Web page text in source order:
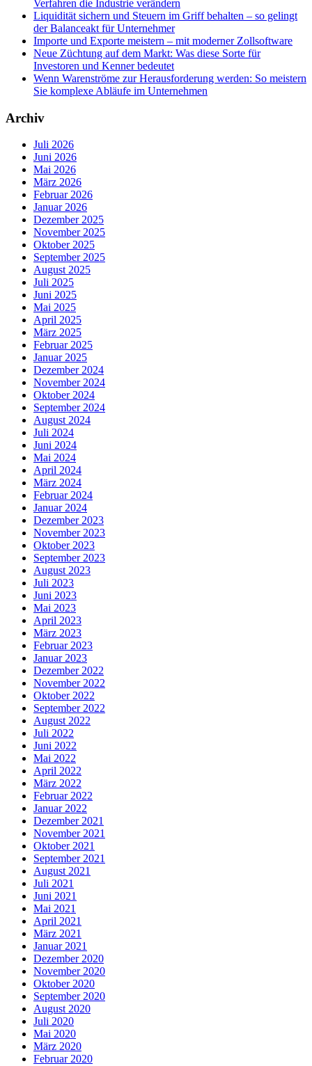
Verfahren die Industrie verändern
Liquidität sichern und Steuern im Griff behalten – so gelingt
der Balanceakt für Unternehmer
Importe und Exporte meistern – mit moderner Zollsoftware
Neue Züchtung auf dem Markt: Was diese Sorte für
Investoren und Kenner bedeutet
Wenn Warenströme zur Herausforderung werden: So meistern
Sie komplexe Abläufe im Unternehmen
Archiv
Juli 2026
Juni 2026
Mai 2026
März 2026
Februar 2026
Januar 2026
Dezember 2025
November 2025
Oktober 2025
September 2025
August 2025
Juli 2025
Juni 2025
Mai 2025
April 2025
März 2025
Februar 2025
Januar 2025
Dezember 2024
November 2024
Oktober 2024
September 2024
August 2024
Juli 2024
Juni 2024
Mai 2024
April 2024
März 2024
Februar 2024
Januar 2024
Dezember 2023
November 2023
Oktober 2023
September 2023
August 2023
Juli 2023
Juni 2023
Mai 2023
April 2023
März 2023
Februar 2023
Januar 2023
Dezember 2022
November 2022
Oktober 2022
September 2022
August 2022
Juli 2022
Juni 2022
Mai 2022
April 2022
März 2022
Februar 2022
Januar 2022
Dezember 2021
November 2021
Oktober 2021
September 2021
August 2021
Juli 2021
Juni 2021
Mai 2021
April 2021
März 2021
Januar 2021
Dezember 2020
November 2020
Oktober 2020
September 2020
August 2020
Juli 2020
Mai 2020
März 2020
Februar 2020